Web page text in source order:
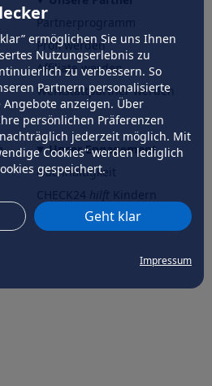
ermöglichen Sie uns Ihnen
Nutzungserlebnis zu
zu verbessern. So
Partnern personalisierte
anzeigen. Über
persönlichen Präferenzen
jederzeit möglich. Mit
Cookies” werden lediglich
gespeichert.
Geht klar
Impressum
Partnerprogramm
Profi werden
Affiliate werden
Werkstattpartner werden
Unser Engagement
Nachhaltigkeit
CHECK24hilftder Natur